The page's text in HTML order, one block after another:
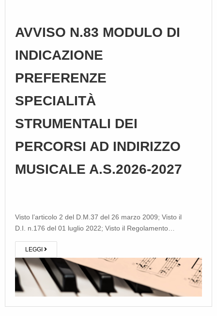
AVVISO N.83 MODULO DI
INDICAZIONE
PREFERENZE
SPECIALITÀ
STRUMENTALI DEI
PERCORSI AD INDIRIZZO
MUSICALE A.S.2026-2027
Visto l’articolo 2 del D.M.37 del 26 marzo 2009; Visto il
D.I. n.176 del 01 luglio 2022; Visto il Regolamento…
LEGGI